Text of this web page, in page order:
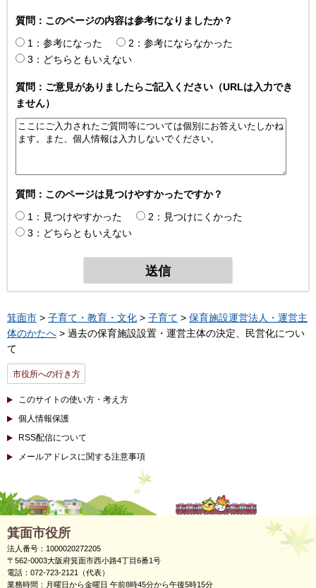
質問：このページの内容は参考になりましたか？
1：参考になった
2：参考にならなかった
3：どちらともいえない
質問：ご意見がありましたらご記入ください（URLは入力でき
ません）
質問：このページは見つけやすかったですか？
1：見つけやすかった
2：見つけにくかった
3：どちらともいえない
箕面市 > 子育て・教育・文化 > 子育て > 保育施設運営法人・運営主
体のかたへ > 過去の保育施設設置・運営主体の決定、民営化につい
て
市役所への行き方
このサイトの使い方・考え方
個人情報保護
RSS配信について
メールアドレスに関する注意事項
箕面市役所
法人番号：1000020272205
〒562-0003大阪府箕面市西小路4丁目6番1号
電話：072-723-2121（代表）
業務時間：月曜日から金曜日 午前8時45分から午後5時15分